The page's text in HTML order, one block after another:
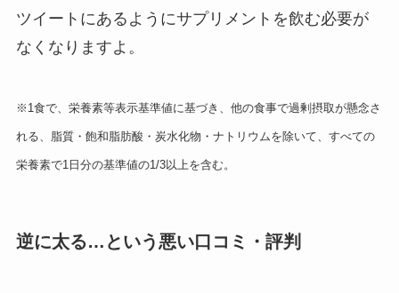
ツイートにあるようにサプリメントを飲む必要が
なくなりますよ。
※1食で、栄養素等表示基準値に基づき、他の食事で過剰摂取が懸念さ
れる、脂質・飽和脂肪酸・炭水化物・ナトリウムを除いて、すべての
栄養素で1日分の基準値の1/3以上を含む。
逆に太る…という悪い口コミ・評判